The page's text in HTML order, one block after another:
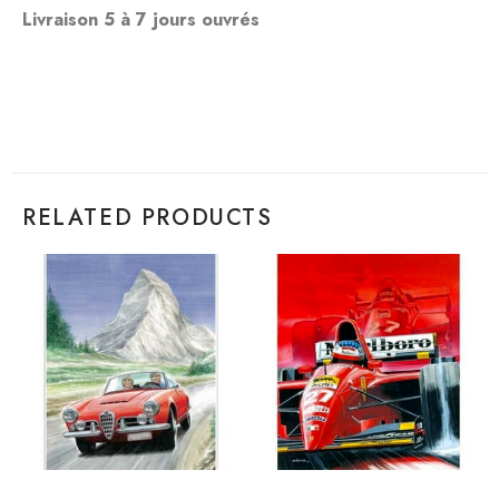
Livraison 5 à 7 jours ouvrés
RELATED PRODUCTS